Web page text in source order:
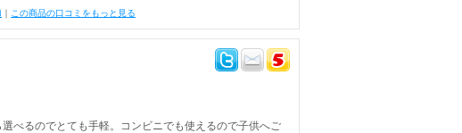
｜ この商品の口コミをもっと見る
べるのでとても手軽。コンビニでも使えるので子供へご